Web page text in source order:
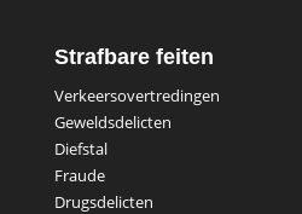
Strafbare feiten
Verkeersovertredingen
Geweldsdelicten
Diefstal
Fraude
Drugsdelicten